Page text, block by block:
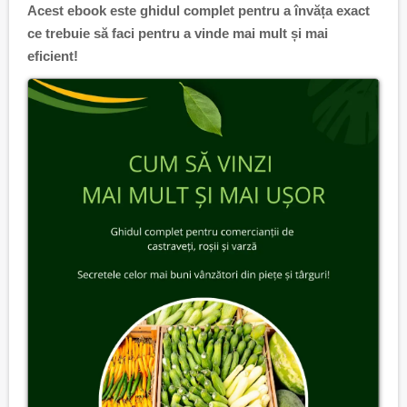
Acest ebook este ghidul complet pentru a învăța exact
ce trebuie să faci pentru a vinde mai mult și mai
eficient!